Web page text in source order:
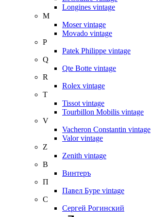
Longines vintage
M
Moser vintage
Movado vintage
P
Patek Philippe vintage
Q
Qte Botte vintage
R
Rolex vintage
T
Tissot vintage
Tourbillon Mobilis vintage
V
Vacheron Constantin vintage
Valor vintage
Z
Zenith vintage
В
Винтеръ
П
Павел Буре vintage
С
Сергей Рогинский